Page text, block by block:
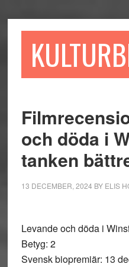
till
till
sidofältet
till
och döda i
tanken
13 DECEMBER, 2024 BY ELIS
Levande och döda i
Betyg: 2
Svensk biopremiär: 13